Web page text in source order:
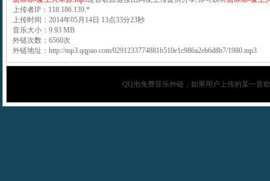
上传者IP：118.186.139.*
上传时间：2014年05月14日 13点33分23秒
音乐大小：9.93 MB
外链次数：6560次
外链地址：http://mp3.qqpao.com/0291233774881b510e1c986a2eb6d8b7/1980.mp3
QQ泡免费音乐外链，如果用户上传的某一首